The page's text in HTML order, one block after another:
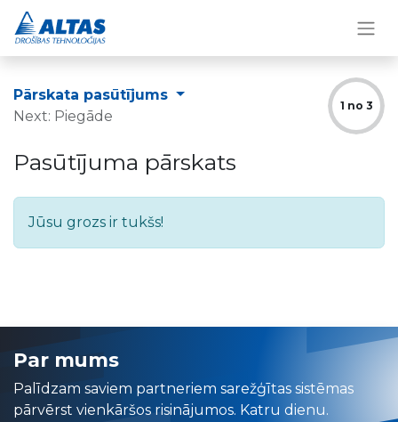
Pārskata pasūtījums
Next: Piegāde
1 no 3
Pasūtījuma pārskats
Jūsu grozs ir tukšs!
Par mums
Palīdzam saviem partneriem sarežģītas sistēmas
pārvērst vienkāršos risinājumos. Katru dienu.